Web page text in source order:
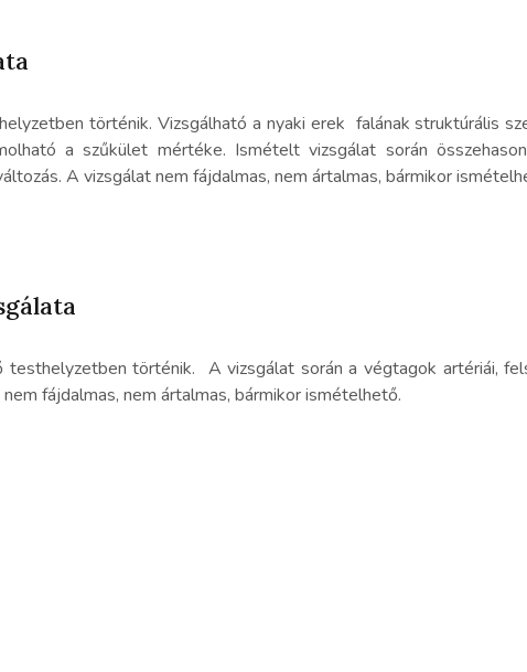
történik. Vizsgálható a nyaki erek falának struktúrális
a szűkület mértéke. Ismételt vizsgálat során
A vizsgálat nem fájdalmas, nem ártalmas, bármikor
történik. A vizsgálat során a végtagok artériái,
fájdalmas, nem ártalmas, bármikor ismételhető.